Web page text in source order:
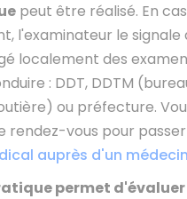
peut être réalisé. En
l'examinateur le signale
localement des
: DDT, DDTM
ou préfecture.
rendez-vous pour
auprès d'un
permet d'évaluer